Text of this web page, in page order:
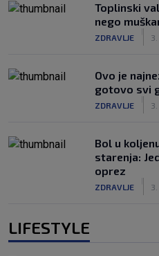
Toplinski
nego
ZDRAVLJE 3.
Ovo je
gotovo svi
ZDRAVLJE 3.
Bol u
starenja:
oprez
ZDRAVLJE 3.
LIFESTYLE